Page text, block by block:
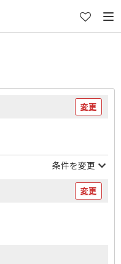
変更
条件を変更
変更